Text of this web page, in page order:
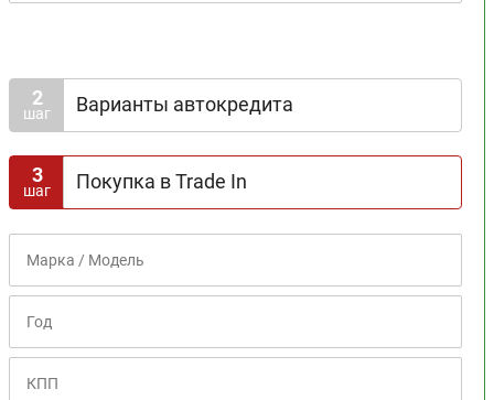
2
шаг Варианты автокредита
Доступна госпрограмма
Срок кредита
1 2
Первоначальный взнос
0% 10% 20% 30% 40% 50% 60% 70%
3
шаг Покупка в Trade In